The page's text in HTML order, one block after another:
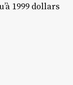
1999 dollars